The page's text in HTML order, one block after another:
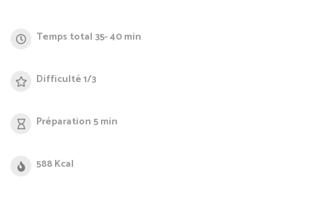
Temps total 35- 40 min
Difficulté 1/3
Préparation 5 min
588 Kcal